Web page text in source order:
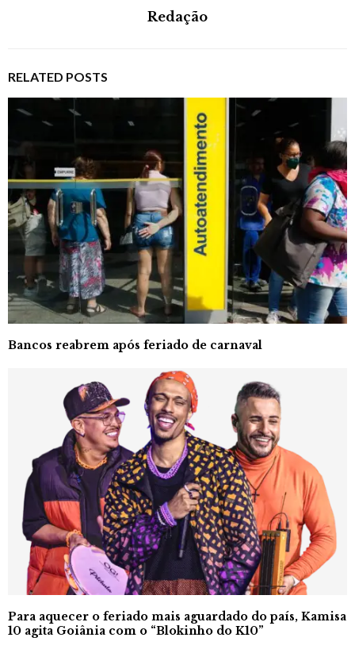
Redação
RELATED POSTS
Bancos reabrem após feriado de carnaval
Para aquecer o feriado mais aguardado do país, Kamisa
10 agita Goiânia com o “Blokinho do K10”